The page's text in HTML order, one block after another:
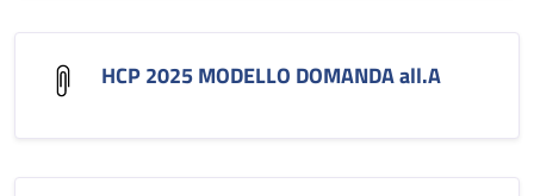
HCP 2025 MODELLO DOMANDA all.A